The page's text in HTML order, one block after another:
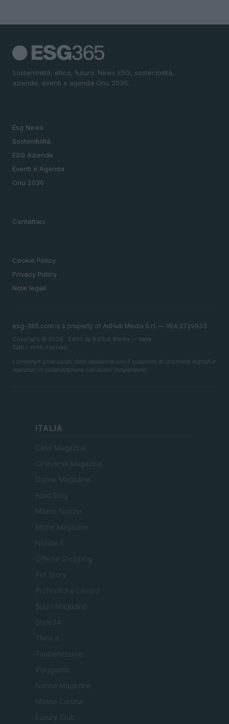
Sostenibilità, etica, futuro. News ESG, sostenibilità,
aziende, eventi e agenda Onu 2030.
Esg News
Sostenibilità
ESG Aziende
Eventi e Agenda
Onu 2030
Contattaci
Cookie Policy
Privacy Policy
Note legali
esg-365.com is a property of AdHub Media S.r.l. — REA 2729933
Copyright © 2026 · Edito da AdHub Media — Italia
Tutti i diritti riservati
I contenuti sono curati dalla redazione con il supporto di strumenti digitali e
realizzati in collaborazione con autori indipendenti.
ITALIA
Casa Magazine
Cineverse Magazine
Donne Magazine
Food Blog
Milano Notizie
Motor Magazine
Notizie.it
Offerte Shopping
Pet Story
Professione Lavoro
Sport Magazine
Style24
Think.it
Tuobenessere
Viaggiamo
Nonne Magazine
Milano Cortina
Luxury Club